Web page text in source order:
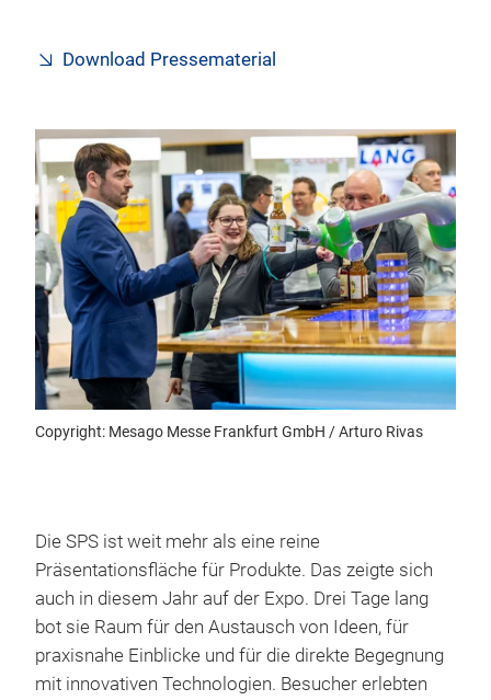
Download Pressematerial
Copyright: Mesago Messe Frankfurt GmbH / Arturo Rivas
Die SPS ist weit mehr als eine reine
Präsentationsfläche für Produkte. Das zeigte sich
auch in diesem Jahr auf der Expo. Drei Tage lang
bot sie Raum für den Austausch von Ideen, für
praxisnahe Einblicke und für die direkte Begegnung
mit innovativen Technologien. Besucher erlebten